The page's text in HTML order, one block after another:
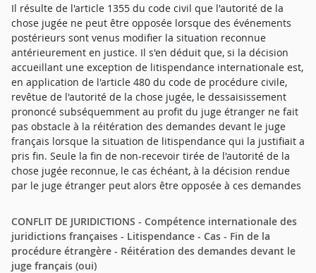
Il résulte de l'article 1355 du code civil que l'autorité de la
chose jugée ne peut être opposée lorsque des événements
postérieurs sont venus modifier la situation reconnue
antérieurement en justice. Il s'en déduit que, si la décision
accueillant une exception de litispendance internationale est,
en application de l'article 480 du code de procédure civile,
revêtue de l'autorité de la chose jugée, le dessaisissement
prononcé subséquemment au profit du juge étranger ne fait
pas obstacle à la réitération des demandes devant le juge
français lorsque la situation de litispendance qui la justifiait a
pris fin. Seule la fin de non-recevoir tirée de l'autorité de la
chose jugée reconnue, le cas échéant, à la décision rendue
par le juge étranger peut alors être opposée à ces demandes
CONFLIT DE JURIDICTIONS - Compétence internationale des
juridictions françaises - Litispendance - Cas - Fin de la
procédure étrangère - Réitération des demandes devant le
juge français (oui)